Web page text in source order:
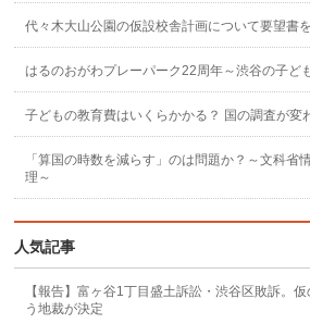
代々木大山公園の仮設校舎計画について要望書
はるのおがわプレーパーク22周年～渋谷の子ど
子どもの教育費はいくらかかる？ 国の調査が変
「算国の時数を減らす」のは問題か？～文科省
理～
人気記事
【報告】富ヶ谷1丁目盛土訴訟・渋谷区敗訴。
う地裁が決定